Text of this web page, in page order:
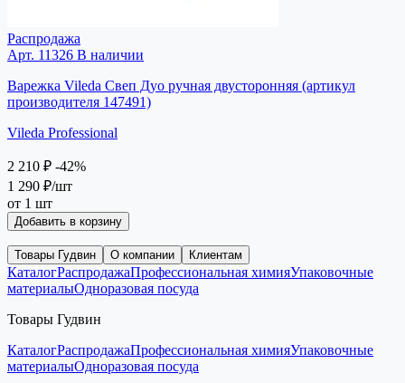
Распродажа
Арт. 11326 В наличии
Варежка Vileda Свеп Дуо ручная двусторонняя (артикул
производителя 147491)
Vileda Professional
2 210 ₽ -42%
1 290 ₽/шт
от 1 шт
Добавить в корзину
Товары Гудвин О компании Клиентам
КаталогРаспродажаПрофессиональная химияУпаковочные
материалыОдноразовая посуда
Товары Гудвин
КаталогРаспродажаПрофессиональная химияУпаковочные
материалыОдноразовая посуда